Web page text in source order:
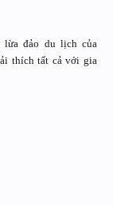
lừa đảo du lịch của
thích tất cả với gia